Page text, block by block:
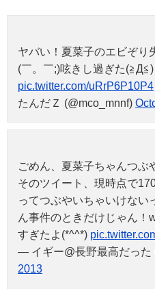
ヤバい！夏菜子のエビぞり
(￣。￣;)呟きし過ぎた(≧Д≦)
pic.twitter.com/uRrP6P10P4
たんだＺ (@mco_mnnf)
ごめん、夏菜子ちゃんつ
そのツイート、現時点で
ってつぶやいちゃいけない
ん事件のときだけじゃん！
すぎたよ(*^^*)
— イギー@長野最高だった
2013